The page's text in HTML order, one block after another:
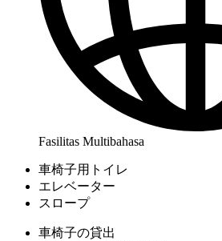
Fasilitas Multibahasa
車椅子用トイレ
エレベーター
スロープ
車椅子の貸出